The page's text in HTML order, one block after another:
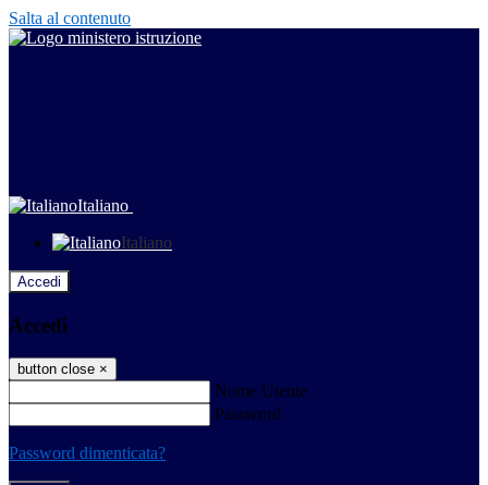
Salta al contenuto
Italiano
Italiano
Accedi
Accedi
button close ×
Nome Utente
Password
Password dimenticata?